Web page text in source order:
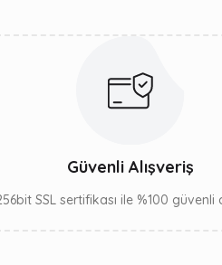
Güvenli Alışveriş
SSL sertifikası ile %100 güvenli